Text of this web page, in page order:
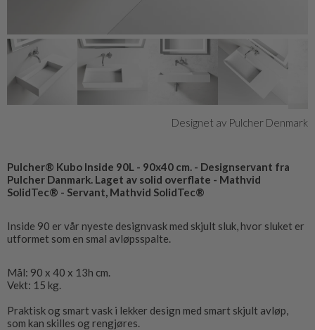
Designet av Pulcher Denmark
Pulcher® Kubo Inside 90L - 90x40 cm. - Designservant fra
Pulcher Danmark. Laget av solid overflate - Mathvid
SolidTec® - Servant, Mathvid SolidTec®
Inside 90 er vår nyeste designvask med skjult sluk, hvor sluket er
utformet som en smal avløpsspalte.
Mål: 90 x 40 x 13h cm.
Vekt: 15 kg.
Praktisk og smart vask i lekker design med smart skjult avløp,
som kan skilles og rengjøres.